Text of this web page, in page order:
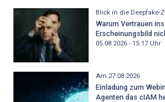
Blick in die Deepfake-
Warum Vertrauen
Erscheinungsbild
05.08.2026 - 15:17Uhr
Am 27.08.2026
Einladung zum
Agenten das cIAM